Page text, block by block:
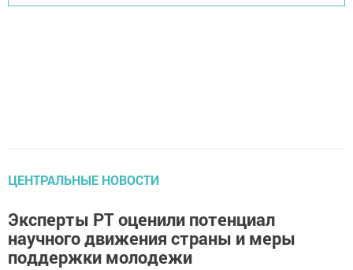
ЦЕНТРАЛЬНЫЕ НОВОСТИ
Эксперты РТ оценили потенциал
научного движения страны и меры
поддержки молодежи